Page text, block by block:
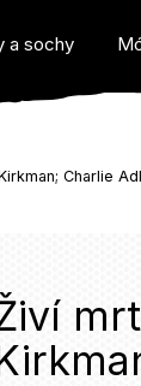
a sochy
Charlie